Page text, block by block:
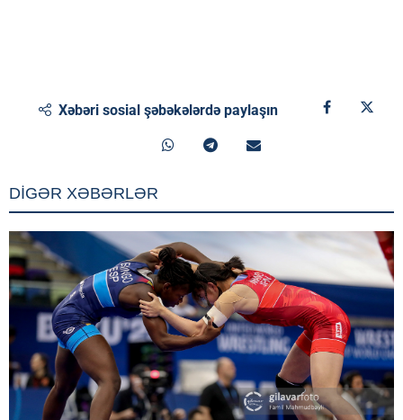
Xəbəri sosial şəbəkələrdə paylaşın
DİGƏR XƏBƏRLƏR